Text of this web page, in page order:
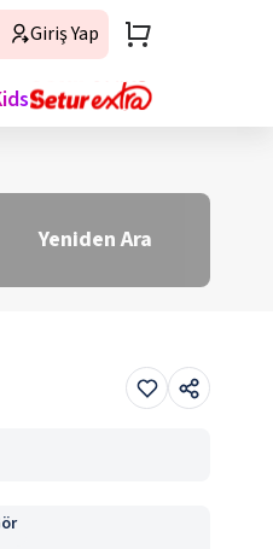
Giriş Yap
Yeniden Ara